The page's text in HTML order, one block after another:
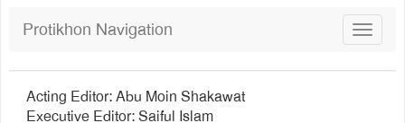
Toggle
Protikhon Navigation
Acting Editor: Abu Moin Shakawat
Executive Editor: Saiful Islam